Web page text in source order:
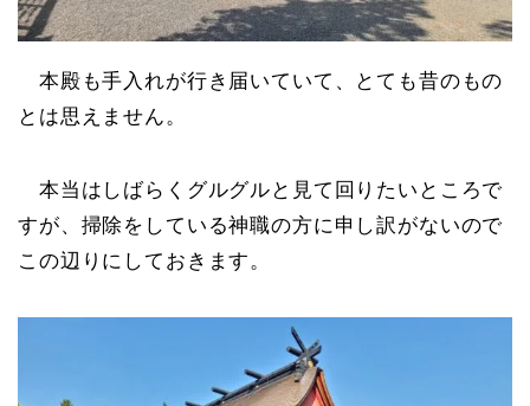
本殿も手入れが行き届いていて、とても昔のもの
とは思えません。
本当はしばらくグルグルと見て回りたいところで
すが、掃除をしている神職の方に申し訳がないので
この辺りにしておきます。